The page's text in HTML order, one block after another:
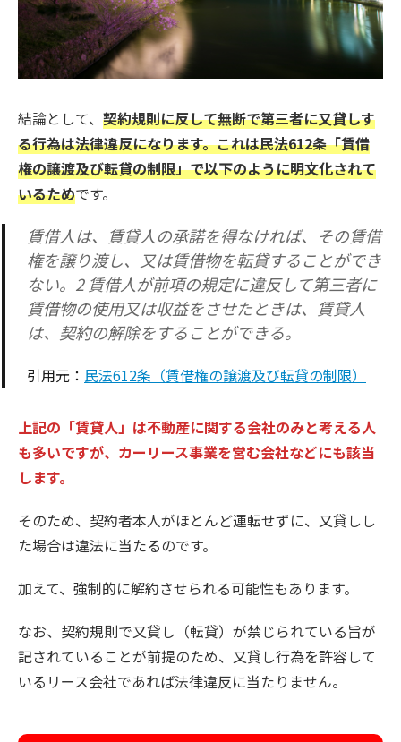
結論として、 契約規則に反して無断で第三者に又貸しす
る行為は法律違反になります。これは民法612条「賃借
権の譲渡及び転貸の制限」で以下のように明文化されて
いるためです。
賃借人は、賃貸人の承諾を得なければ、その賃借
権を譲り渡し、又は賃借物を転貸することができ
ない。2 賃借人が前項の規定に違反して第三者に
賃借物の使用又は収益をさせたときは、賃貸人
は、契約の解除をすることができる。
引用元： 民法612条（賃借権の譲渡及び転貸の制限）
上記の「賃貸人」は不動産に関する会社のみと考える人
も多いですが、カーリース事業を営む会社などにも該当
します。
そのため、契約者本人がほとんど運転せずに、又貸しし
た場合は違法に当たるのです。
加えて、強制的に解約させられる可能性もあります。
なお、契約規則で又貸し（転貸）が禁じられている旨が
記されていることが前提のため、又貸し行為を許容して
いるリース会社であれば法律違反に当たりません。